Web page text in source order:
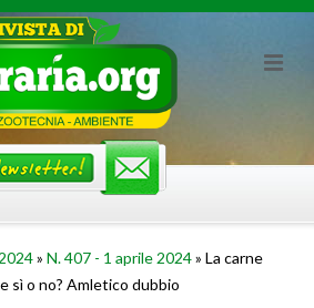
» N. 407 - 1 aprile 2024» La carne
sì o no? Amletico dubbio